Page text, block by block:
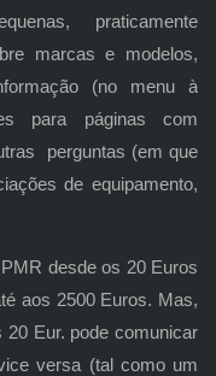
praticamente
marcas e modelos,
(no menu à
para páginas com
perguntas (em que
de equipamento,
desde os 20 Euros
aos 2500 Euros. Mas,
Eur. pode comunicar
versa (tal como um